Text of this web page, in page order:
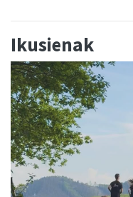
Ikusienak